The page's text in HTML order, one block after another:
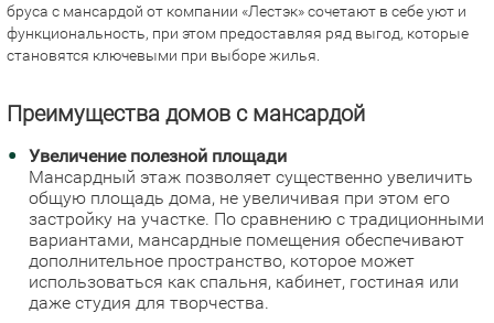
бруса с мансардой от компании «Лестэк» сочетают в себе уют и
функциональность, при этом предоставляя ряд выгод, которые
становятся ключевыми при выборе жилья.
Преимущества домов с мансардой
Увеличение полезной площади
Мансардный этаж позволяет существенно увеличить
общую площадь дома, не увеличивая при этом его
застройку на участке. По сравнению с традиционными
вариантами, мансардные помещения обеспечивают
дополнительное пространство, которое может
использоваться как спальня, кабинет, гостиная или
даже студия для творчества.